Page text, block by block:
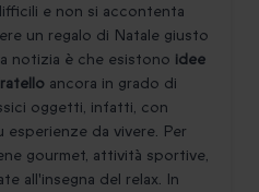
e non si accontenta
un regalo di Natale giusto
notizia è che esistono idee
ancora in grado di
oggetti, infatti, con
da vivere. Per
gourmet, attività sportive,
all'insegna del relax. In